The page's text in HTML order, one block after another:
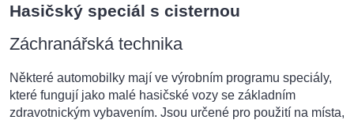
Hasičský speciál s cisternou
Záchranářská technika
Některé automobilky mají ve výrobním programu speciály,
které fungují jako malé hasičské vozy se základním
zdravotnickým vybavením. Jsou určené pro použití na místa,